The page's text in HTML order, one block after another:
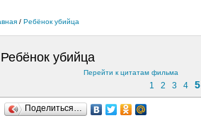
/ Ребёнок убийца
Ребёнок убийца
Перейти к цитатам фильма
1 2 3 4 5
Поделиться…